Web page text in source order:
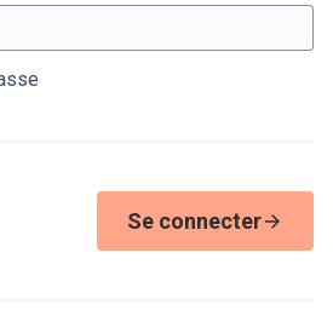
Se connecter